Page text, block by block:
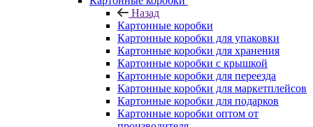
Назад
Картонные коробки
Картонные коробки для упаковки
Картонные коробки для хранения
Картонные коробки с крышкой
Картонные коробки для переезда
Картонные коробки для маркетплейсов
Картонные коробки для подарков
Картонные коробки оптом от